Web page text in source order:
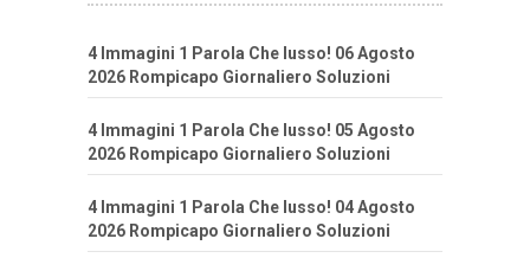
4 Immagini 1 Parola Che lusso! 06 Agosto
2026 Rompicapo Giornaliero Soluzioni
4 Immagini 1 Parola Che lusso! 05 Agosto
2026 Rompicapo Giornaliero Soluzioni
4 Immagini 1 Parola Che lusso! 04 Agosto
2026 Rompicapo Giornaliero Soluzioni